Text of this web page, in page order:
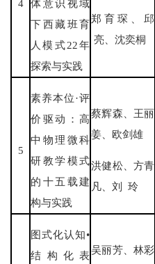
4
体意识视域
下西藏班育
人模式22年
探索与实践
郑育琛、邱
亮、沈奕桐
5
素养本位·评
价驱动：高
中物理微科
研教学模式
的十五载建
构与实践
蔡辉森、王丽
姜、欧剑雄
洪健松、方青
凡、刘 玲
图式化认知•
结构化表吴丽芳、林彩